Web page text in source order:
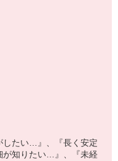
したい…』、『長く安定
が知りたい…』、『未経